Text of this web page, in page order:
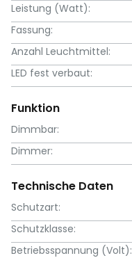
Leistung (Watt):
Fassung:
Anzahl Leuchtmittel:
LED fest verbaut:
Funktion
Dimmbar:
Dimmer:
Technische Daten
Schutzart:
Schutzklasse:
Betriebsspannung (Volt):